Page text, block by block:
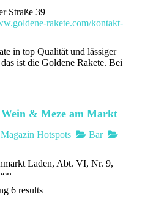
Straße 39
rakete.com/kontakt-
in top Qualität und lässiger
ist die Goldene Rakete. Bei
& Meze am Markt
Hotspots
Bar
Laden, Abt. VI, Nr. 9,
6 results